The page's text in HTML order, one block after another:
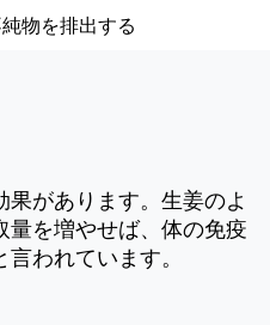
物を排出する
があります。生姜のよ
量を増やせば、体の免疫
われています。